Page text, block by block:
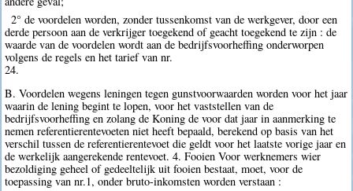
2° de voordelen worden, zonder tussenkomst van de werkgever, door een
derde persoon aan de verkrijger toegekend of geacht toegekend te zijn : de
waarde van de voordelen wordt aan de bedrijfsvoorheffing onderworpen
volgens de regels en het tarief van nr.
24.
B. Voordelen wegens leningen tegen gunstvoorwaarden worden voor het jaar
waarin de lening begint te lopen, voor het vaststellen van de
bedrijfsvoorheffing en zolang de Koning de voor dat jaar in aanmerking te
nemen referentierentevoeten niet heeft bepaald, berekend op basis van het
verschil tussen de referentierentevoet die geldt voor het laatste vorige jaar en
de werkelijk aangerekende rentevoet. 4. Fooien Voor werknemers wier
bezoldiging geheel of gedeeltelijk uit fooien bestaat, moet, voor de
toepassing van nr.1, onder bruto-inkomsten worden verstaan :